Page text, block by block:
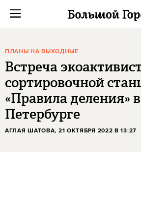
ПЛАНЫ НА ВЫХОДНЫЕ
Встреча
сортировочной
«Правила деления»
Петербурге
АГЛАЯ ШАТОВА, 21 ОКТЯБРЯ 2022 В 13:27